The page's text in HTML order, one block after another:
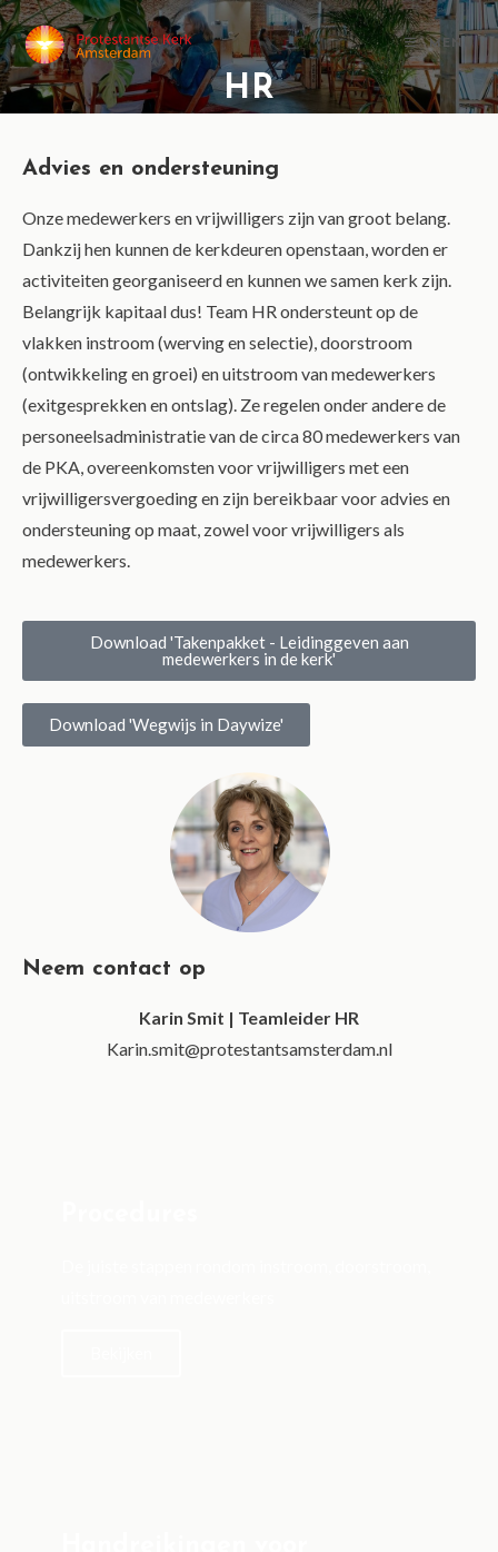
MENU
HR
Advies en ondersteuning
Onze medewerkers en vrijwilligers zijn van groot belang.
Dankzij hen kunnen de kerkdeuren openstaan, worden er
activiteiten georganiseerd en kunnen we samen kerk zijn.
Belangrijk kapitaal dus! Team HR ondersteunt op de
vlakken instroom (werving en selectie), doorstroom
(ontwikkeling en groei) en uitstroom van medewerkers
(exitgesprekken en ontslag). Ze regelen onder andere de
personeelsadministratie van de circa 80 medewerkers van
de PKA, overeenkomsten voor vrijwilligers met een
vrijwilligersvergoeding en zijn bereikbaar voor advies en
ondersteuning op maat, zowel voor vrijwilligers als
medewerkers.
Download 'Takenpakket - Leidinggeven aan
medewerkers in de kerk'
Download 'Wegwijs in Daywize'
Neem contact op
Karin Smit | Teamleider HR
Karin.smit@protestantsamsterdam.nl